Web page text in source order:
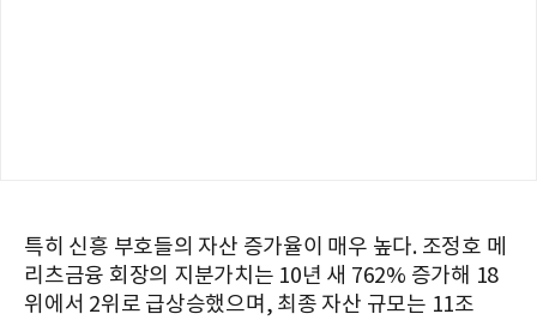
특히 신흥 부호들의 자산 증가율이 매우 높다. 조정호 메
리츠금융 회장의 지분가치는 10년 새 762% 증가해 18
위에서 2위로 급상승했으며, 최종 자산 규모는 11조